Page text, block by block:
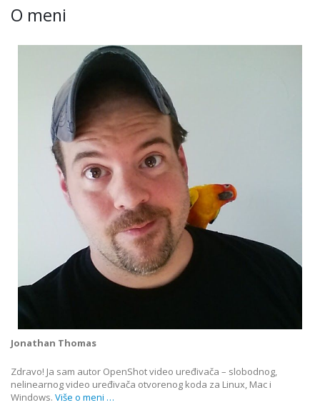
O meni
Jonathan Thomas
Zdravo! Ja sam autor OpenShot video uređivača – slobodnog,
nelinearnog video uređivača otvorenog koda za Linux, Mac i
Windows. Više o meni …